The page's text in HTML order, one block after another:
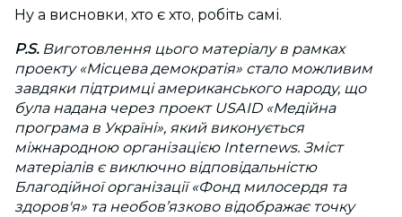
Ну а висновки, хто є хто, робіть самі.
P.S.Виготовлення цього матеріалу в рамках
проекту «Місцева демократія» стало можливим
завдяки підтримці американського народу, що
була надана через проект USAID «Медійна
програма в Україні», який виконується
міжнародною організацією Internews. Зміст
матеріалів є виключно відповідальністю
Благодійної організації «Фонд милосердя та
здоров'я» та необов’язково відображає точку